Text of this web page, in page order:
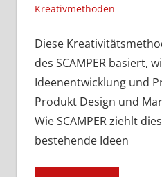
Kreativmethoden
Diese
des SCAMPER basiert,
Ideenentwicklung und
Produkt Design und
Wie SCAMPER ziehlt
bestehende Ideen